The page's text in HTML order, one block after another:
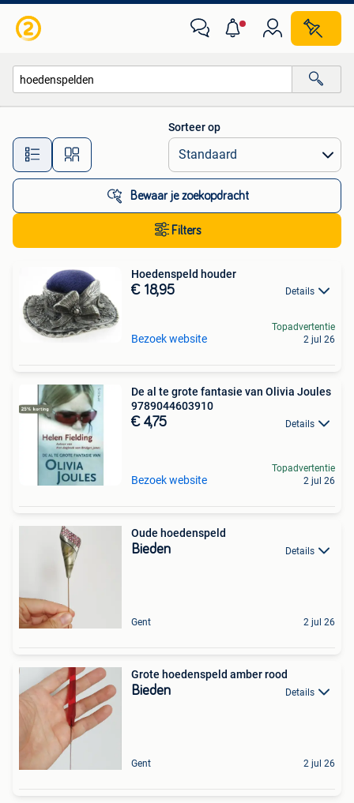
Alle afstanden…
Sorteer op
Bewaar je zoekopdracht
Filters
Hoedenspeld houder
€ 18,95 Details
Bezoek website
Topadvertentie
2 jul 26
De al te grote fantasie van Olivia Joules
9789044603910
€ 4,75 Details
Bezoek website
Topadvertentie
2 jul 26
Oude hoedenspeld
Bieden Details
Gent 2 jul 26
Grote hoedenspeld amber rood
Bieden Details
Gent 2 jul 26